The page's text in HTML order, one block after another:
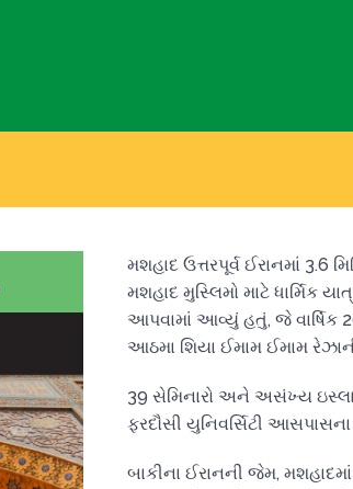
મશહાદ ઉત્તરપૂર્વ ઈરાનમાં 3.6
મશહાદ મુસ્લિમો માટે ધાર્મિક
આપવામાં આવ્યું હતું, જે
આઠમા શિયા ઈમામ ઈમામ
39 સેમિનારો અને અસંખ્ય
ફરદૌસી યુનિવર્સિટી
બાકીના ઈરાનની જેમ,